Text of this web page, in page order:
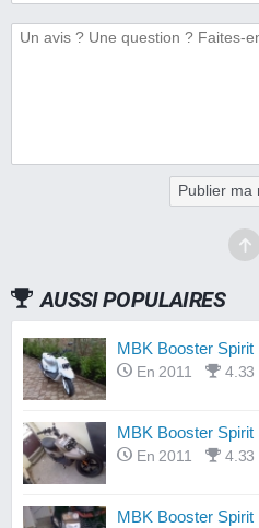
Publier ma
AUSSI POPULAIRES
MBK Booster
En 2011 4.33
MBK Booster
En 2011 4.33
MBK Booster